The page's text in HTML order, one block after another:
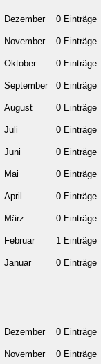
Dezember 0 Einträge
November 0 Einträge
Oktober 0 Einträge
September 0 Einträge
August 0 Einträge
Juli 0 Einträge
Juni 0 Einträge
Mai 0 Einträge
April 0 Einträge
März 0 Einträge
Februar 1 Einträge
Januar 0 Einträge
Dezember 0 Einträge
November 0 Einträge